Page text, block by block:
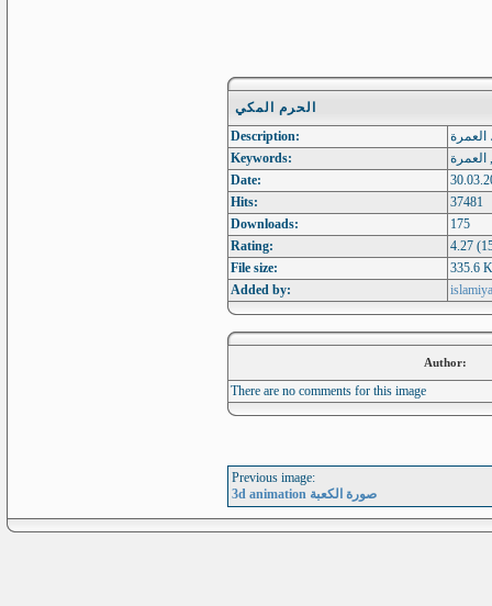
الحرم المكي
Description:
العمرة
Keywords:
العمرة
Date:
Hits:
37481
Downloads:
175
Rating:
4.27
File size:
335.6
Added by:
Author:
There are no comments for this image
Previous image:
3d animation صورة الكعبة